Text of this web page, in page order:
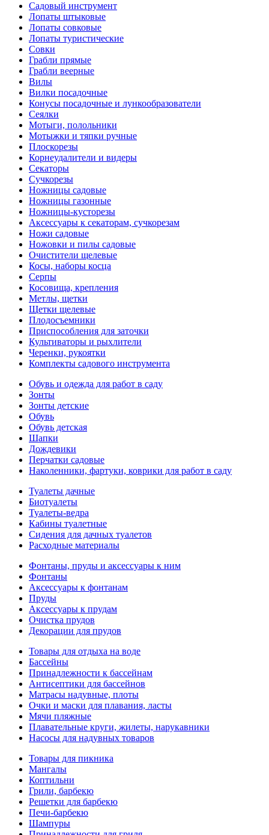
Садовый инструмент
Лопаты штыковые
Лопаты совковые
Лопаты туристические
Совки
Грабли прямые
Грабли веерные
Вилы
Вилки посадочные
Конусы посадочные и лункообразователи
Сеялки
Мотыги, полольники
Мотыжки и тяпки ручные
Плоскорезы
Корнеудалители и видеры
Секаторы
Сучкорезы
Ножницы садовые
Ножницы газонные
Ножницы-кусторезы
Аксессуары к секаторам, сучкорезам
Ножи садовые
Ножовки и пилы садовые
Очистители щелевые
Косы, наборы косца
Серпы
Косовища, крепления
Метлы, щетки
Щетки щелевые
Плодосъемники
Приспособления для заточки
Культиваторы и рыхлители
Черенки, рукоятки
Комплекты садового инструмента
Обувь и одежда для работ в саду
Зонты
Зонты детские
Обувь
Обувь детская
Шапки
Дождевики
Перчатки садовые
Наколенники, фартуки, коврики для работ в саду
Туалеты дачные
Биотуалеты
Туалеты-ведра
Кабины туалетные
Сидения для дачных туалетов
Расходные материалы
Фонтаны, пруды и аксессуары к ним
Фонтаны
Аксессуары к фонтанам
Пруды
Аксессуары к прудам
Очистка прудов
Декорации для прудов
Товары для отдыха на воде
Бассейны
Принадлежности к бассейнам
Антисептики для бассейнов
Матраcы надувные, плоты
Очки и маски для плавания, ласты
Мячи пляжные
Плавательные круги, жилеты, нарукавники
Насосы для надувных товаров
Товары для пикника
Мангалы
Коптильни
Грили, барбекю
Решетки для барбекю
Печи-барбекю
Шампуры